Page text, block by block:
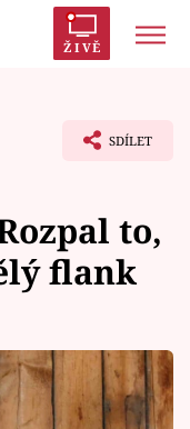
ŽIVĚ
SDÍLET
to,
flank